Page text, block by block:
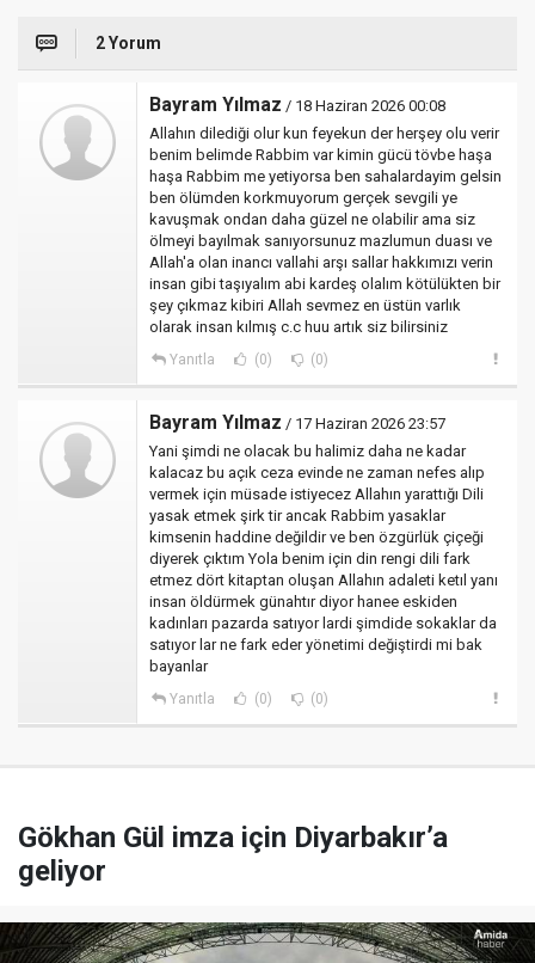
2 Yorum
Bayram Yılmaz / 18 Haziran 2026 00:08
Allahın dilediği olur kun feyekun der herşey olu verir
benim belimde Rabbim var kimin gücü tövbe haşa
haşa Rabbim me yetiyorsa ben sahalardayim gelsin
ben ölümden korkmuyorum gerçek sevgili ye
kavuşmak ondan daha güzel ne olabilir ama siz
ölmeyi bayılmak sanıyorsunuz mazlumun duası ve
Allah'a olan inancı vallahi arşı sallar hakkımızı verin
insan gibi taşıyalım abi kardeş olalım kötülükten bir
şey çıkmaz kibiri Allah sevmez en üstün varlık
olarak insan kılmış c.c huu artık siz bilirsiniz
Yanıtla (0) (0)
Bayram Yılmaz / 17 Haziran 2026 23:57
Yani şimdi ne olacak bu halimiz daha ne kadar
kalacaz bu açık ceza evinde ne zaman nefes alıp
vermek için müsade istiyecez Allahın yarattığı Dili
yasak etmek şirk tir ancak Rabbim yasaklar
kimsenin haddine değildir ve ben özgürlük çiçeği
diyerek çıktım Yola benim için din rengi dili fark
etmez dört kitaptan oluşan Allahın adaleti ketıl yanı
insan öldürmek günahtır diyor hanee eskiden
kadınları pazarda satıyor lardi şimdide sokaklar da
satıyor lar ne fark eder yönetimi değiştirdi mi bak
bayanlar
Yanıtla (0) (0)
Gökhan Gül imza için Diyarbakır’a
geliyor